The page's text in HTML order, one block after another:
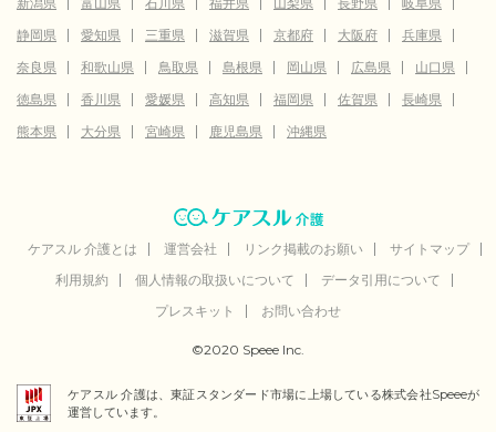
静岡県
愛知県 三重県 滋賀県 京都府 大阪府
兵庫県
奈良県
和歌山県 鳥取県 島根県 岡山県 広島県
山口県
徳島県
香川県 愛媛県 高知県 福岡県 佐賀県
長崎県
熊本県
大分県 宮崎県 鹿児島県 沖縄県
ケアスル 介護とは 運営会社 リンク掲載のお願い
サイトマップ
利用規約
個人情報の取扱いについて
データ引用について
プレスキット
お問い合わせ
©2020 Speee Inc.
ケアスル 介護は、東証スタンダード市場に上場している株式会社Speeeが
運営しています。